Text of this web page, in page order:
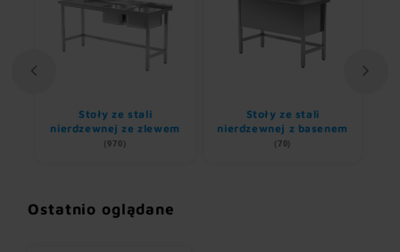
Stoły ze stali
nierdzewnej ze zlewem
(970)
Stoły ze stali
nierdzewnej z basenem
(70)
Ostatnio oglądane